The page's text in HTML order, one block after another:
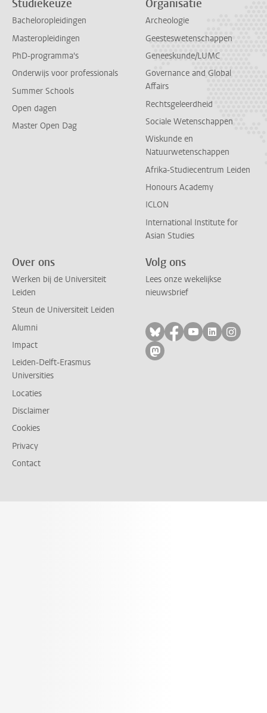
Studiekeuze
Bacheloropleidingen
Masteropleidingen
PhD-programma's
Onderwijs voor professionals
Summer Schools
Open dagen
Master Open Dag
Organisatie
Archeologie
Geesteswetenschappen
Geneeskunde/LUMC
Governance and Global
Affairs
Rechtsgeleerdheid
Sociale Wetenschappen
Wiskunde en
Natuurwetenschappen
Afrika-Studiecentrum Leiden
Honours Academy
ICLON
International Institute for
Asian Studies
Over ons
Werken bij de Universiteit
Leiden
Steun de Universiteit Leiden
Alumni
Impact
Leiden-Delft-Erasmus
Universities
Locaties
Disclaimer
Cookies
Privacy
Contact
Volg ons
Lees onze wekelijkse
nieuwsbrief
Volg ons op bluesky
Volg ons op
Volg ons op
Volg ons
Volg
Volg ons op mastodon